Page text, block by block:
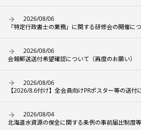
2026/08/06
「特定行政書士の業務」に関する研修会の開催に
2026/08/06
会報郵送送付希望確認について（再度のお願い）
2026/08/06
【2026/8.6付け】全会員向けPRポスター等の送付
2026/08/04
北海道水資源の保全に関する条例の事前届出制度